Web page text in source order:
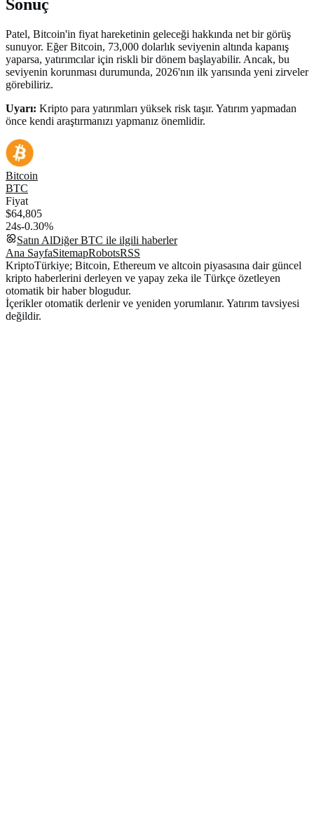
Sonuç
Patel, Bitcoin'in fiyat hareketinin geleceği hakkında net bir görüş
sunuyor. Eğer Bitcoin, 73,000 dolarlık seviyenin altında kapanış
yaparsa, yatırımcılar için riskli bir dönem başlayabilir. Ancak, bu
seviyenin korunması durumunda, 2026'nın ilk yarısında yeni zirveler
görebiliriz.
Uyarı: Kripto para yatırımları yüksek risk taşır. Yatırım yapmadan
önce kendi araştırmanızı yapmanız önemlidir.
Bitcoin
BTC
Fiyat
$64,805
24s-0.30%
Satın AlDiğerBTC ile ilgili haberler
Ana SayfaSitemapRobotsRSS
KriptoTürkiye; Bitcoin, Ethereum ve altcoin piyasasına dair güncel
kripto haberlerini derleyen ve yapay zeka ile Türkçe özetleyen
otomatik bir haber blogudur.
İçerikler otomatik derlenir ve yeniden yorumlanır. Yatırım tavsiyesi
değildir.